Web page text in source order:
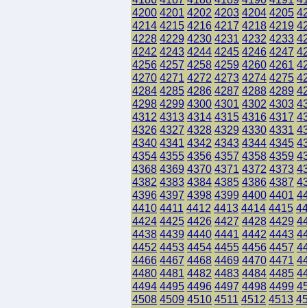
4200 4201 4202 4203 4204 4205
4214 4215 4216 4217 4218 4219
4228 4229 4230 4231 4232 4233
4242 4243 4244 4245 4246 4247
4256 4257 4258 4259 4260 4261
4270 4271 4272 4273 4274 4275
4284 4285 4286 4287 4288 4289
4298 4299 4300 4301 4302 4303
4312 4313 4314 4315 4316 4317
4326 4327 4328 4329 4330 4331
4340 4341 4342 4343 4344 4345
4354 4355 4356 4357 4358 4359
4368 4369 4370 4371 4372 4373
4382 4383 4384 4385 4386 4387
4396 4397 4398 4399 4400 4401
4410 4411 4412 4413 4414 4415
4424 4425 4426 4427 4428 4429
4438 4439 4440 4441 4442 4443
4452 4453 4454 4455 4456 4457
4466 4467 4468 4469 4470 4471
4480 4481 4482 4483 4484 4485
4494 4495 4496 4497 4498 4499
4508 4509 4510 4511 4512 4513